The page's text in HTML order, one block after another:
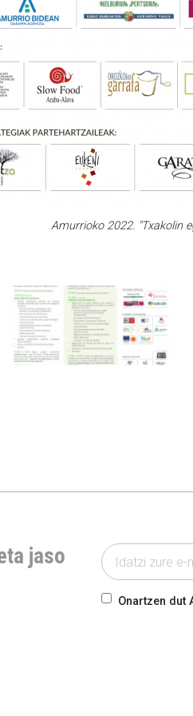
Amurrioko 2022. "Txakolin
jaso
Onartzen dut